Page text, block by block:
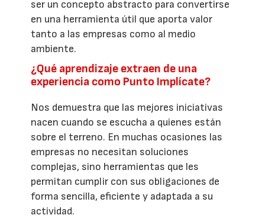
ser un concepto abstracto para convertirse
en una herramienta útil que aporta valor
tanto a las empresas como al medio
ambiente.
¿Qué aprendizaje extraen de una
experiencia como Punto Implícate?
Nos demuestra que las mejores iniciativas
nacen cuando se escucha a quienes están
sobre el terreno. En muchas ocasiones las
empresas no necesitan soluciones
complejas, sino herramientas que les
permitan cumplir con sus obligaciones de
forma sencilla, eficiente y adaptada a su
actividad.